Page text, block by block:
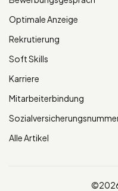
Optimale Anzeige
Rekrutierung
Soft Skills
Karriere
Mitarbeiterbindung
Alle Artikel